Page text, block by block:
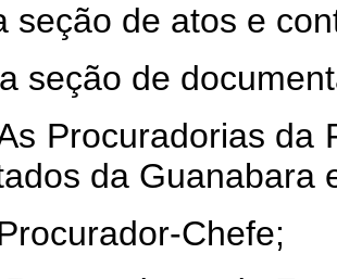
seção de atos e
seção de
Procuradorias da
da Guanabara
Chefe;